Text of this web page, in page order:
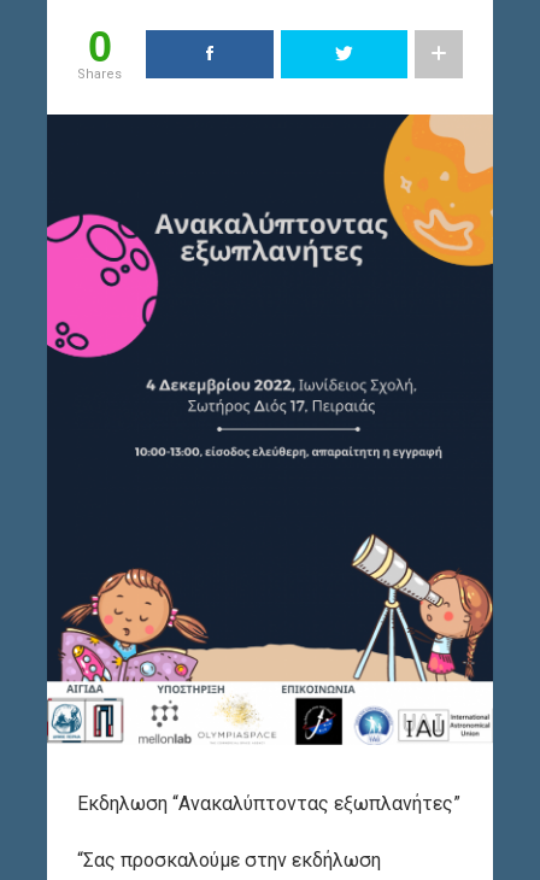
0
Shares
Εκδηλωση “Ανακαλύπτοντας εξωπλανήτες”
“Σας προσκαλούμε στην εκδήλωση